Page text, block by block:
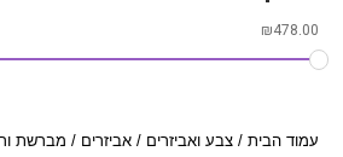
₪478.00
עמוד הבית / צבע ואביזרים / אביזרים / מברשת